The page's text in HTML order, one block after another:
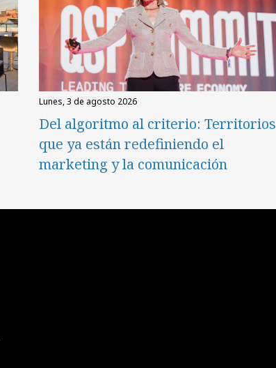
lunes, 3 de agosto 2026
Del algoritmo al criterio: Territorios
que ya están redefiniendo el
marketing y la comunicación